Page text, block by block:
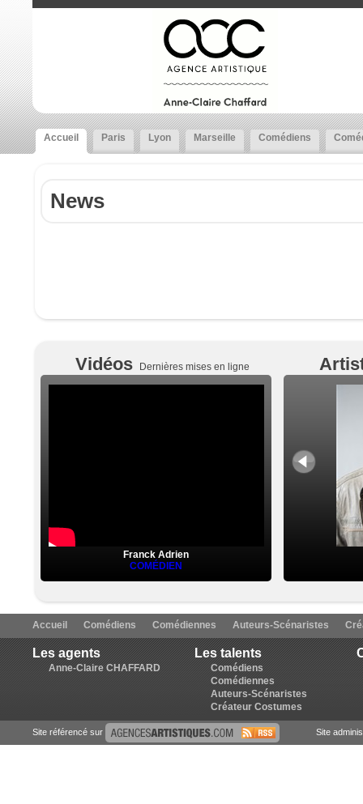
Accueil Paris Lyon Marseille Comédiens
News
Vidéos Dernières mises en ligne
Franck Adrien
COMÉDIEN
Accueil Comédiens Comédiennes Auteurs-Scénaristes
Les agents
Anne-Claire CHAFFARD
Les talents
Comédiens
Comédiennes
Auteurs-Scénaristes
Créateur Costumes
Site référencé sur Site